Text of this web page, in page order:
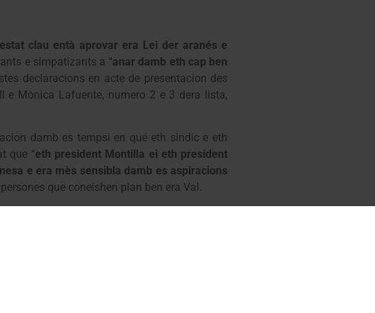
clau entà aprovar era Lei der aranés e
e simpatizants a “anar damb eth cap ben
declaracions en acte de presentacion des
e Mònica Lafuente, numero 2 e 3 dera lista,
damb es tempsi en qué eth sindic e eth
que “eth president Montilla ei eth president
e era mès sensibla damb es aspiracions
que coneishen plan ben era Val.